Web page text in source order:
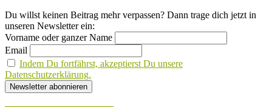
Du willst keinen Beitrag mehr verpassen? Dann trage dich jetzt in
unseren Newsletter ein:
Vorname oder ganzer Name
Email
Indem Du fortfährst, akzeptierst Du unsere
Datenschutzerklärung.